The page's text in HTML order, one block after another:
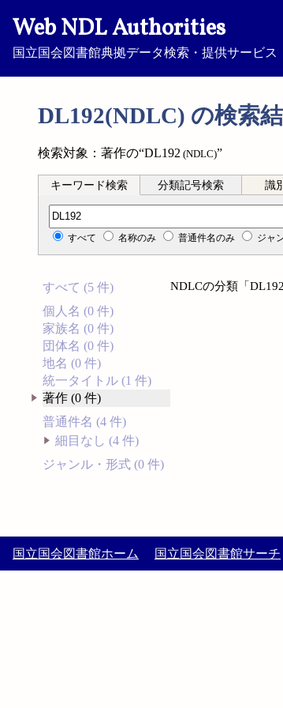
Web NDL Authorities
国立国会図書館典拠データ検索・提供サービス
DL192(NDLC) の検索
検索対象：著作の“DL192 (NDLC)”
キーワード検索 分類記号検索 識
分類記号検索
すべて 名称のみ 普通件名のみ ジャ
すべて (5 件)
個人名 (0 件)
家族名 (0 件)
団体名 (0 件)
地名 (0 件)
統一タイトル (1 件)
著作 (0 件)
普通件名 (4 件)
細目なし (4 件)
ジャンル・形式 (0 件)
NDLCの分類「
国立国会図書館ホーム 国立国会図書館サーチ